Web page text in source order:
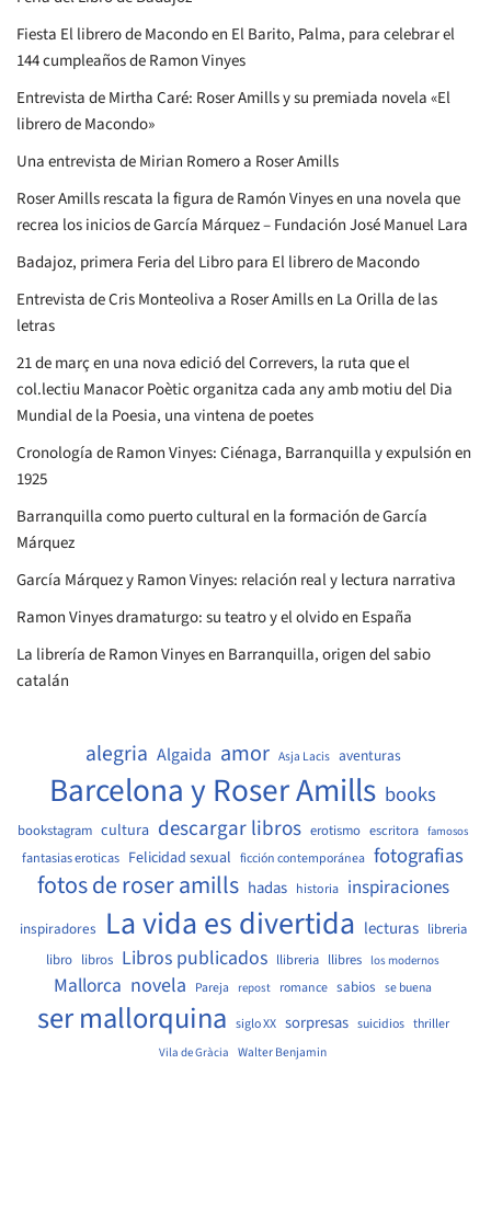
Fiesta El librero de Macondo en El Barito, Palma, para celebrar el
144 cumpleaños de Ramon Vinyes
Entrevista de Mirtha Caré: Roser Amills y su premiada novela «El
librero de Macondo»
Una entrevista de Mirian Romero a Roser Amills
Roser Amills rescata la figura de Ramón Vinyes en una novela que
recrea los inicios de García Márquez – Fundación José Manuel Lara
Badajoz, primera Feria del Libro para El librero de Macondo
Entrevista de Cris Monteoliva a Roser Amills en La Orilla de las
letras
21 de març en una nova edició del Correvers, la ruta que el
col.lectiu Manacor Poètic organitza cada any amb motiu del Dia
Mundial de la Poesia, una vintena de poetes
Cronología de Ramon Vinyes: Ciénaga, Barranquilla y expulsión en
1925
Barranquilla como puerto cultural en la formación de García
Márquez
García Márquez y Ramon Vinyes: relación real y lectura narrativa
Ramon Vinyes dramaturgo: su teatro y el olvido en España
La librería de Ramon Vinyes en Barranquilla, origen del sabio
catalán
alegria Algaida amor Asja Lacis aventuras
Barcelona y Roser Amills books
bookstagram cultura descargar libros erotismo escritora famosos
fantasias eroticas Felicidad sexual ficción contemporánea fotografias
fotos de roser amills hadas historia inspiraciones
inspiradores La vida es divertida lecturas libreria
libro libros Libros publicados llibreria llibres los modernos
Mallorca novela Pareja repost romance sabios se buena
ser mallorquina siglo XX sorpresas suicidios thriller
Vila de Gràcia Walter Benjamin